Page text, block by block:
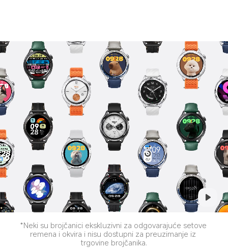
*Neki su brojčanici ekskluzivni za odgovarajuće setove
remena i okvira i nisu dostupni za preuzimanje iz
trgovine brojčanika.